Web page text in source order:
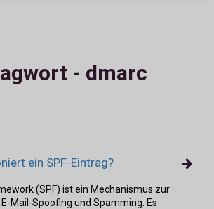
- dmarc
ein SPF-Eintrag?
(SPF) ist ein Mechanismus zur
Mail-Spoofing und Spamming. Es